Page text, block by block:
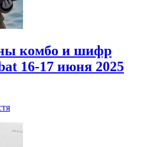
комбо и шифр
16-17 июня 2025